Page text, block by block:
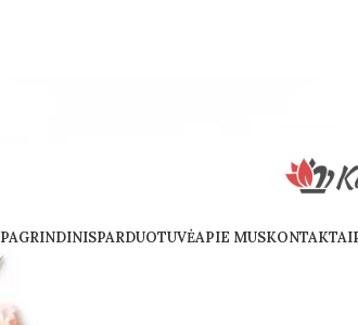
PAGRINDINISPARDUOTUVĖAPIE MUSKONTAKTAI